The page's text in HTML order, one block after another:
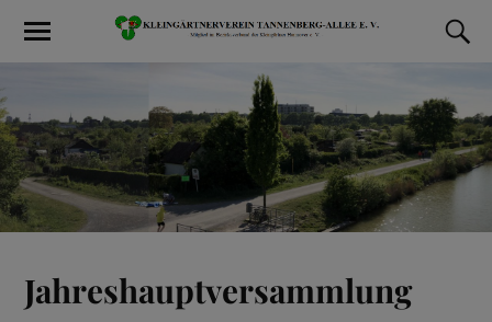
Jahreshauptversammlung